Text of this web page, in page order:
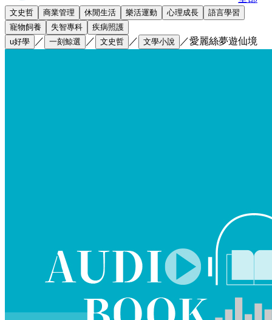
文史哲 商業管理 休閒生活 樂活運動 心理成長
語言學習
寵物飼養
失智專科
疾病照護
u好學
／ 一刻鯨選 ／ 文史哲 ／ 文學小說 ／愛麗絲夢遊仙境